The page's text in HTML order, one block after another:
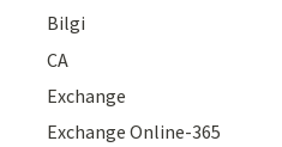
Bilgi
CA
Exchange
Exchange Online-365